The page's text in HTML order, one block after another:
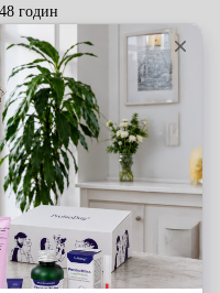
годин
при ковтанні
ефект
,на відміну від мазей,
та болю
терапії -
) 2-3 рази на добу.
рани локально 2-3 рази
зубного нальоту та